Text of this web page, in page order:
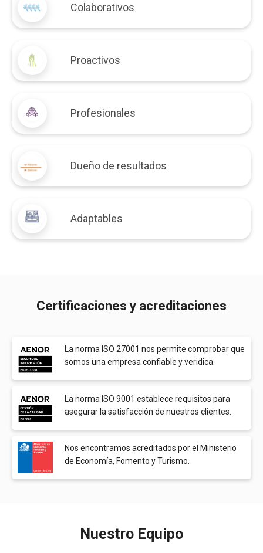
Colaborativos
Proactivos
Profesionales
Dueño de resultados
Adaptables
Certificaciones y acreditaciones
La norma ISO 27001 nos permite comprobar que
somos una empresa confiable y veridica.
La norma ISO 9001 establece requisitos para
asegurar la satisfacción de nuestros clientes.
Nos encontramos acreditados por el Ministerio
de Economía, Fomento y Turismo.
Nuestro Equipo